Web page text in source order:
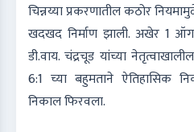
चिन्नय्या प्रकरणातील कठोर
खदखद निर्माण झाली. अखेर 1
डी.वाय. चंद्रचूड यांच्या
6:1 च्या बहुमताने ऐतिहासिक
निकाल फिरवला.